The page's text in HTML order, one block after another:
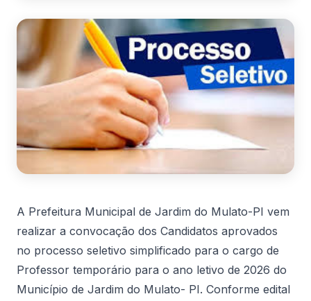
A Prefeitura Municipal de Jardim do Mulato-PI vem
realizar a convocação dos Candidatos aprovados
no processo seletivo simplificado para o cargo de
Professor temporário para o ano letivo de 2026 do
Município de Jardim do Mulato- PI. Conforme edital